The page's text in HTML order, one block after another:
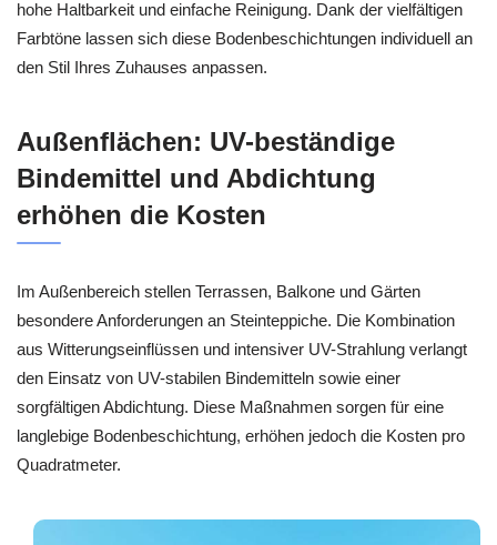
hohe Haltbarkeit und einfache Reinigung. Dank der vielfältigen
Farbtöne lassen sich diese Bodenbeschichtungen individuell an
den Stil Ihres Zuhauses anpassen.
Außenflächen: UV-beständige
Bindemittel und Abdichtung
erhöhen die Kosten
Im Außenbereich stellen Terrassen, Balkone und Gärten
besondere Anforderungen an Steinteppiche. Die Kombination
aus Witterungseinflüssen und intensiver UV-Strahlung verlangt
den Einsatz von UV-stabilen Bindemitteln sowie einer
sorgfältigen Abdichtung. Diese Maßnahmen sorgen für eine
langlebige Bodenbeschichtung, erhöhen jedoch die Kosten pro
Quadratmeter.